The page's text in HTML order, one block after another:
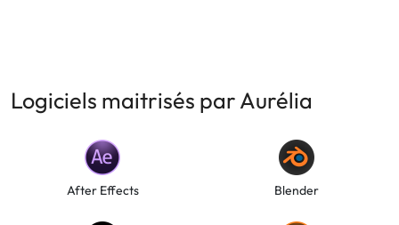
Logiciels maitrisés par Aurélia
After Effects Blender